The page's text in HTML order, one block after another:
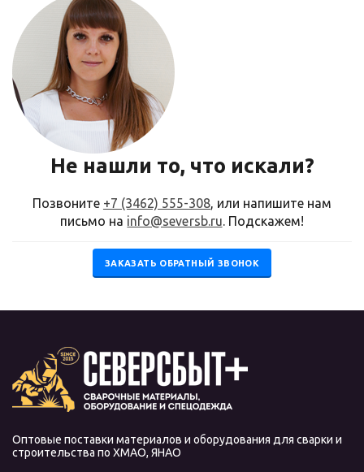
Не нашли то, что искали?
Позвоните +7 (3462) 555-308, или напишите нам
письмо на info@seversb.ru. Подскажем!
ЗАКАЗАТЬ ОБРАТНЫЙ ЗВОНОК
Оптовые поставки материалов и оборудования для сварки и
строительства по ХМАО, ЯНАО